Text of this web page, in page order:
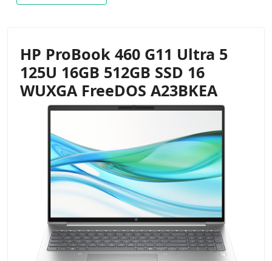
HP ProBook 460 G11 Ultra 5
125U 16GB 512GB SSD 16
WUXGA FreeDOS A23BKEA